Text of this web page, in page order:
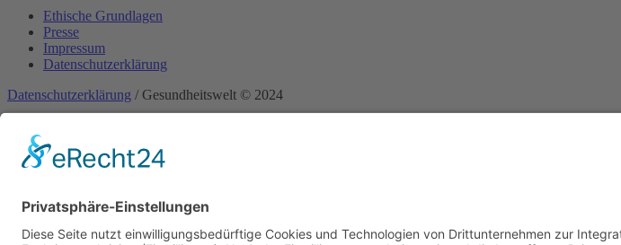
Ethische Grundlagen
Presse
Impressum
Datenschutzerklärung
Datenschutzerklärung / Gesundheitswelt © 2024